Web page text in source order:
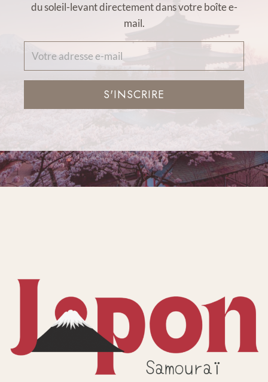
du soleil-levant directement dans votre boîte e-
mail.
S'INSCRIRE